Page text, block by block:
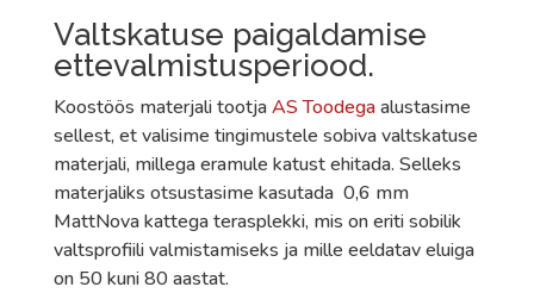
Valtskatuse paigaldamise
ettevalmistusperiood.
Koostöös materjali tootjaAS Toodegaalustasime
sellest, et valisime tingimustele sobiva valtskatuse
materjali, millega eramule katust ehitada. Selleks
materjaliks otsustasime kasutada 0,6 mm
MattNova kattega terasplekki, mis on eriti sobilik
valtsprofiili valmistamiseks ja mille eeldatav eluiga
on 50 kuni 80 aastat.